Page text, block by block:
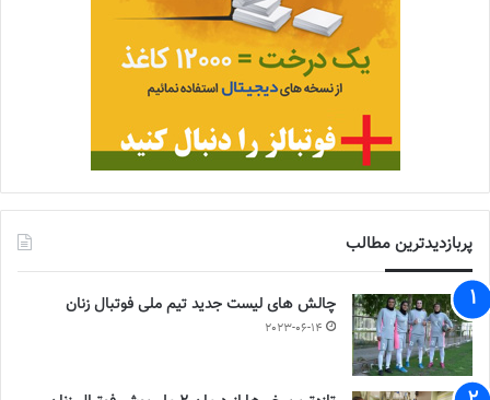
پربازدیدترین مطالب
چالش هاى ليست جدید تيم ملى فوتبال زنان
2023-06-14